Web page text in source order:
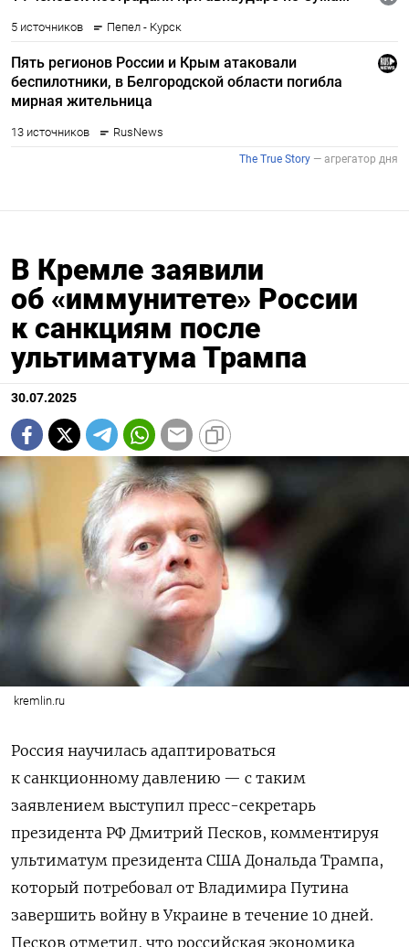
В Кремле заявили
об «иммунитете» России
к санкциям после
ультиматума Трампа
30.07.2025
kremlin.ru
Россия научилась адаптироваться
к санкционному давлению — с таким
заявлением выступил пресс-секретарь
президента РФ Дмитрий Песков, комментируя
ультиматум президента США Дональда Трампа,
который потребовал от Владимира Путина
завершить войну в Украине в течение 10 дней.
Песков отметил, что российская экономика